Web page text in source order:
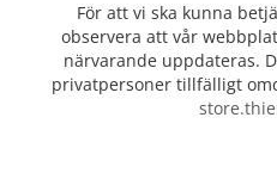
För att vi ska kunna
observera att vår
närvarande uppdateras.
privatpersoner tillfälligt